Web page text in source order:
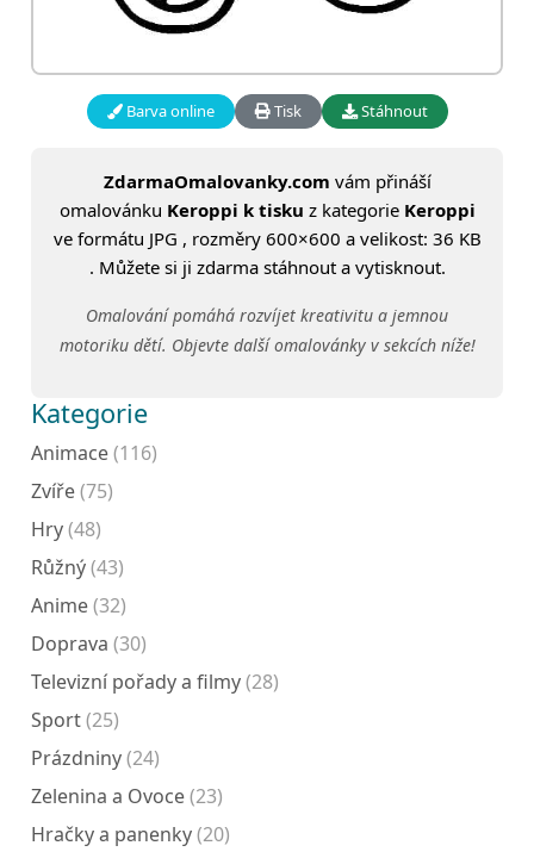
Barva online Tisk Stáhnout
ZdarmaOmalovanky.com vám přináší
omalovánku Keroppi k tisku z kategorie Keroppi
ve formátu JPG , rozměry 600×600 a velikost: 36 KB
. Můžete si ji zdarma stáhnout a vytisknout.
Omalování pomáhá rozvíjet kreativitu a jemnou
motoriku dětí. Objevte další omalovánky v sekcích níže!
Kategorie
Animace(116)
Zvíře(75)
Hry(48)
Růžný(43)
Anime(32)
Doprava (30)
Televizní pořady a filmy(28)
Sport(25)
Prázdniny(24)
Zelenina a Ovoce(23)
Hračky a panenky(20)